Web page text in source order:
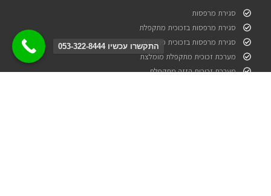
סגירת מרפסות
סגירת מרפסות בזכוכית מתקפלת
סגירת מרפסות בזכוכית פנורמית
מערכת זכוכית מתקפלת מומלצת
מערכת זכוכית הזזה מתקפלת
התקשרו עכשיו 053-322-8444